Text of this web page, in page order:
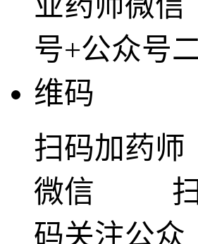
扫码加药师
微信 扫
码关注公众